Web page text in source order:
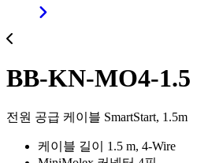
BB-KN-MO4-1.5
전원 공급 케이블 SmartStart, 1.5m
케이블 길이 1.5 m, 4-Wire